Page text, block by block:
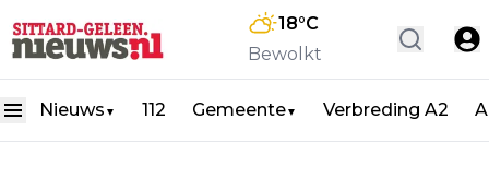
18°C
Bewolkt
Nieuws ▼ 112 Gemeente▼ Verbreding A2